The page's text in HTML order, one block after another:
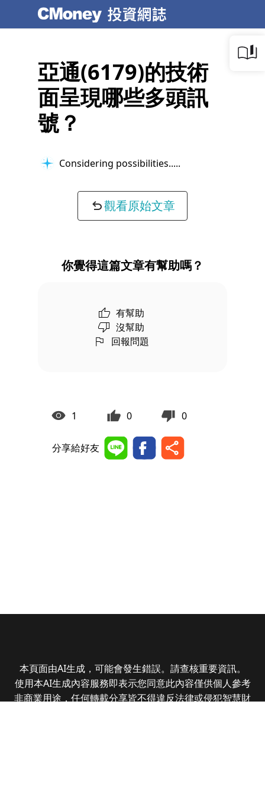
亞通(6179)的技術
面呈現哪些多頭訊
號？
Considering possibilities...
觀看原始文章
你覺得這篇文章有幫助嗎？
有幫助
沒幫助
回報問題
1 0 0
分享給好友
本頁面由AI生成，可能會發生錯誤。請查核重要資訊。
使用本AI生成內容服務即表示您同意此內容僅供個人參考
非商業用途，任何轉載分享皆不得違反法律或侵犯智慧財